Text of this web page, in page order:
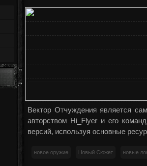
Вектор Отчуждения является
авторством Hi_Flyer и его
версий, используя основные
новое оружие Новый Сюжет новые